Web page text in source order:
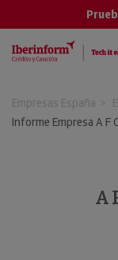
Empresas España
Informe Empresa A F
A